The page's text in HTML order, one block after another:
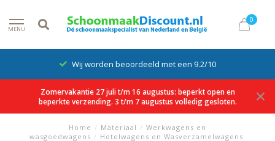
MENU
0
Wij worden beoordeeld met een 9.2/10
Zomervakantie 27 juli t/m 16 augustus: beperkt open en
beperkte verzending. 3 t/m 7 augustus volledig gesloten.
Home / Materiaal / Werkwagens en
wasgoedwagens / Hotelwagens en Wasverzamelwagens